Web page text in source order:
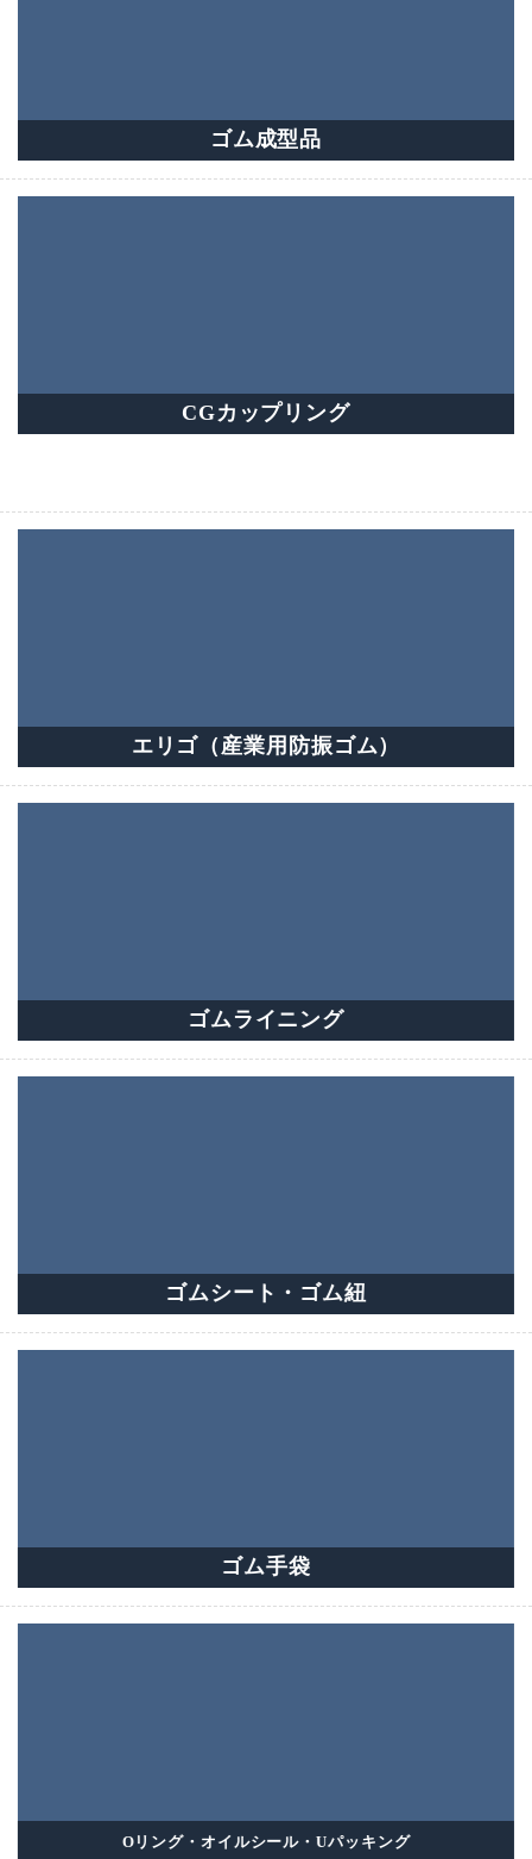
ゴム成型品
CGカップリング
エリゴ（産業用防振ゴム）
ゴムライニング
ゴムシート・ゴム紐
ゴム手袋
Oリング・オイルシール・Uパッキング